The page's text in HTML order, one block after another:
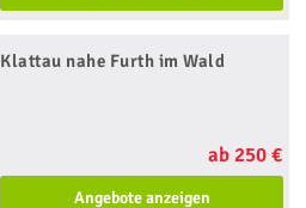
Klattau nahe Furth im Wald
ab 250 €
Angebote anzeigen